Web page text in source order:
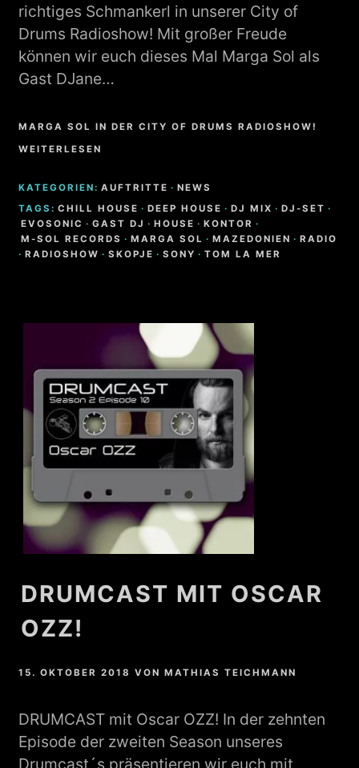
richtiges Schmankerl in unserer City of
Drums Radioshow! Mit großer Freude
können wir euch dieses Mal Marga Sol als
Gast DJane…
MARGA SOL IN DER CITY OF DRUMS RADIOSHOW!
WEITERLESEN
KATEGORIEN: AUFTRITTE · NEWS
TAGS: CHILL HOUSE · DEEP HOUSE · DJ MIX · DJ-SET ·
EVOSONIC · GAST DJ · HOUSE · KONTOR ·
M-SOL RECORDS · MARGA SOL · MAZEDONIEN · RADIO
· RADIOSHOW · SKOPJE · SONY · TOM LA MER
DRUMCAST MIT OSCAR
OZZ!
15. OKTOBER 2018 VONMATHIAS TEICHMANN
DRUMCAST mit Oscar OZZ! In der zehnten
Episode der zweiten Season unseres
Drumcast´s präsentieren wir euch mit